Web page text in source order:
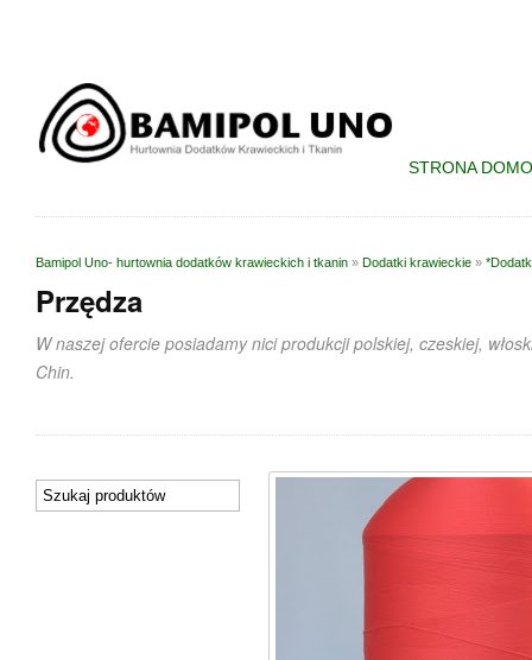
STRONA
Bamipol Uno- hurtownia dodatków krawieckich i tkanin » Dodatki krawieckie »
Przędza
W naszej ofercie posiadamy nici produkcji polskiej, czeskiej,
Chin.